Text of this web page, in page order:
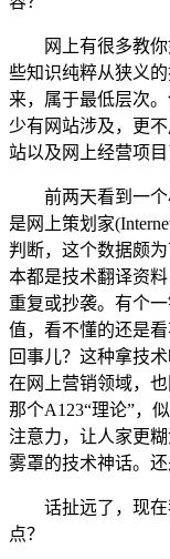
网上有很多教
些知识纯粹从狭义
来，属于最低层次
少有网站涉及，更
站以及网上经营项目
前两天看到一
是网上策划家
判断，这个数据颇
本都是技术翻译资
重复或抄袭。有个
值，看不懂的还是
回事儿？这种拿技
在网上营销领域，也
那个A123“理论”，
注意力，让人家更
雾罩的技术神话。还
话扯远了，现
点？